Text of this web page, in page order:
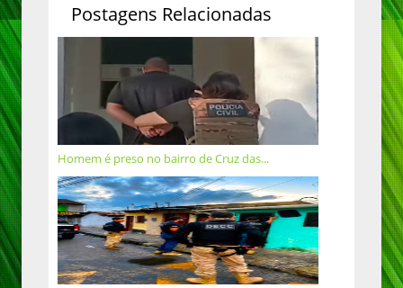
Postagens Relacionadas
Homem é preso no bairro de Cruz das...